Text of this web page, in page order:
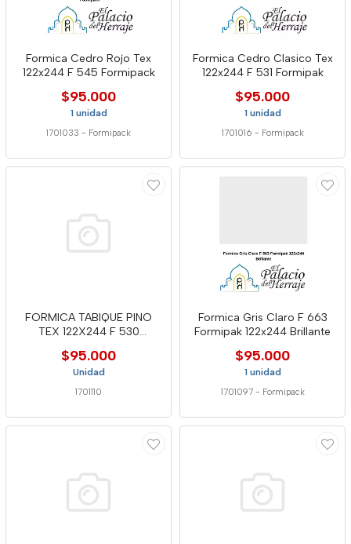
Formica Cedro Rojo Tex
122x244 F 545 Formipack
$95.000
1 unidad
1701033 - Formipack
Formica Cedro Clasico Tex
122x244 F 531 Formipak
$95.000
1 unidad
1701016 - Formipack
FORMICA TABIQUE PINO
TEX 122X244 F 530
$95.000
Unidad
1701110
Formica Gris Claro F 663
Formipak 122x244 Brillante
$95.000
1 unidad
1701097 - Formipack